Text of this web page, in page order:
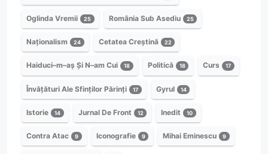
Oglinda Vremii 25 România Sub Asediu 25
Naționalism 24 Cetatea Creștină 22
Haiduci–m–aș Și N–am Cui 18 Politică 18 Curs 17
Învățături Ale Sfinților Părinți 17 Gyrul 14
Istorie 14 Jurnal De Front 12 Inedit 10
Contra Atac 9 Iconografie 9 Mihai Eminescu 9